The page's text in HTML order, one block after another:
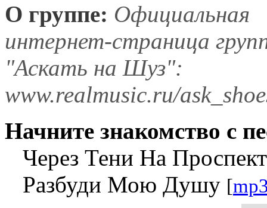
О группе: Официальная
интернет-страница
"Аскать на Шуз":
www.realmusic.ru/
Начните знакомство с
Через Тени На
Разбуди Мою Душу [